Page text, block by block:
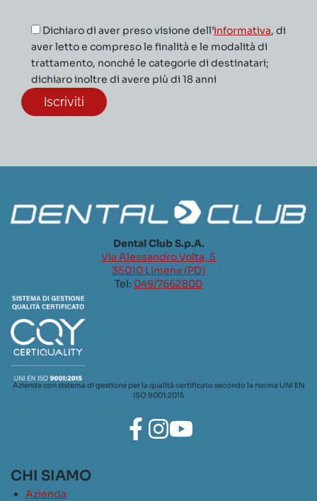
Dichiaro di aver preso visione dell’informativa, di
aver letto e compreso le finalità e le modalità di
trattamento, nonché le categorie di destinatari;
dichiaro inoltre di avere più di 18 anni
Dental Club S.p.A.
Via Alessandro Volta, 5
35010 Limena (PD)
Tel: 049/7662800
Azienda con sistema di gestione per la qualità certificato secondo la norma UNI EN
ISO 9001:2015
CHI SIAMO
Azienda